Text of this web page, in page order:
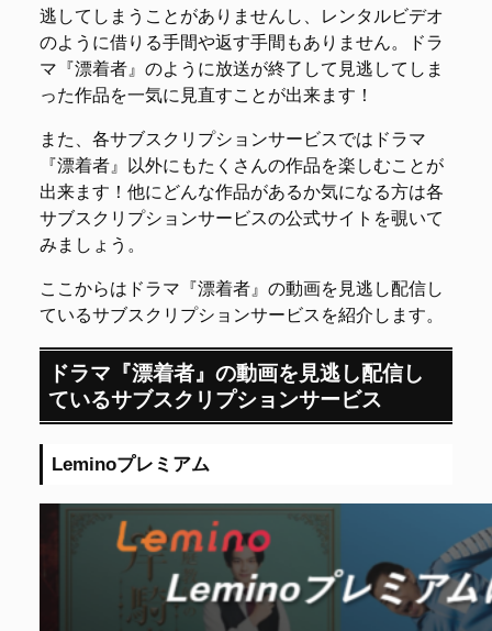
逃してしまうことがありませんし、レンタルビデオ
のように借りる手間や返す手間もありません。ドラ
マ『漂着者』のように放送が終了して見逃してしま
った作品を一気に見直すことが出来ます！
また、各サブスクリプションサービスではドラマ
『漂着者』以外にもたくさんの作品を楽しむことが
出来ます！他にどんな作品があるか気になる方は各
サブスクリプションサービスの公式サイトを覗いて
みましょう。
ここからはドラマ『漂着者』の動画を見逃し配信し
ているサブスクリプションサービスを紹介します。
ドラマ『漂着者』の動画を見逃し配信し
ているサブスクリプションサービス
Leminoプレミアム